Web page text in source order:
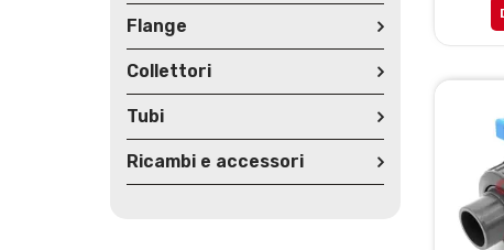
Flange
Collettori
Tubi
Ricambi e accessori